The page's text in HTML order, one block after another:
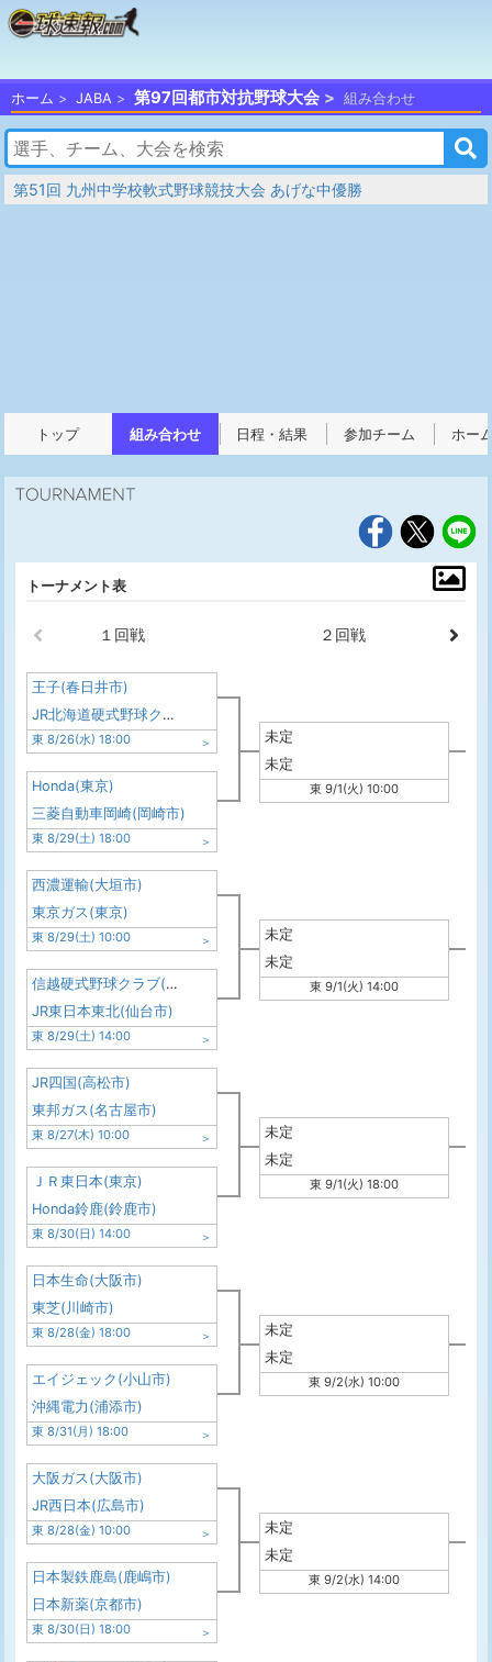
ホーム JABA 第97回都市対抗野球大会 組み合わせ
第51回 九州中学校軟式野球競技大会 あげな中優勝
トップ 組み合わせ 日程・結果 参加チーム ホー
トーナメント表
１回戦 ２回戦
王子(春日井市)
JR北海道硬式野球クラブ(札幌市)
東 8/26(水) 18:00
Honda(東京)
三菱自動車岡崎(岡崎市)
東 8/29(土) 18:00
未定
未定
東 9/1(火) 10:00
西濃運輸(大垣市)
東京ガス(東京)
東 8/29(土) 10:00
信越硬式野球クラブ(長野市)
JR東日本東北(仙台市)
東 8/29(土) 14:00
未定
未定
東 9/1(火) 14:00
JR四国(高松市)
東邦ガス(名古屋市)
東 8/27(木) 10:00
ＪＲ東日本(東京)
Honda鈴鹿(鈴鹿市)
東 8/30(日) 14:00
未定
未定
東 9/1(火) 18:00
日本生命(大阪市)
東芝(川崎市)
東 8/28(金) 18:00
エイジェック(小山市)
沖縄電力(浦添市)
東 8/31(月) 18:00
未定
未定
東 9/2(水) 10:00
大阪ガス(大阪市)
JR西日本(広島市)
東 8/28(金) 10:00
日本製鉄鹿島(鹿嶋市)
日本新薬(京都市)
東 8/30(日) 18:00
未定
未定
東 9/2(水) 14:00